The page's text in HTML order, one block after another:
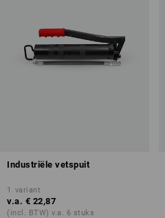
Industriële vetspuit
1 variant
v.a. € 22,87
(incl. BTW) v.a. 6 stuks